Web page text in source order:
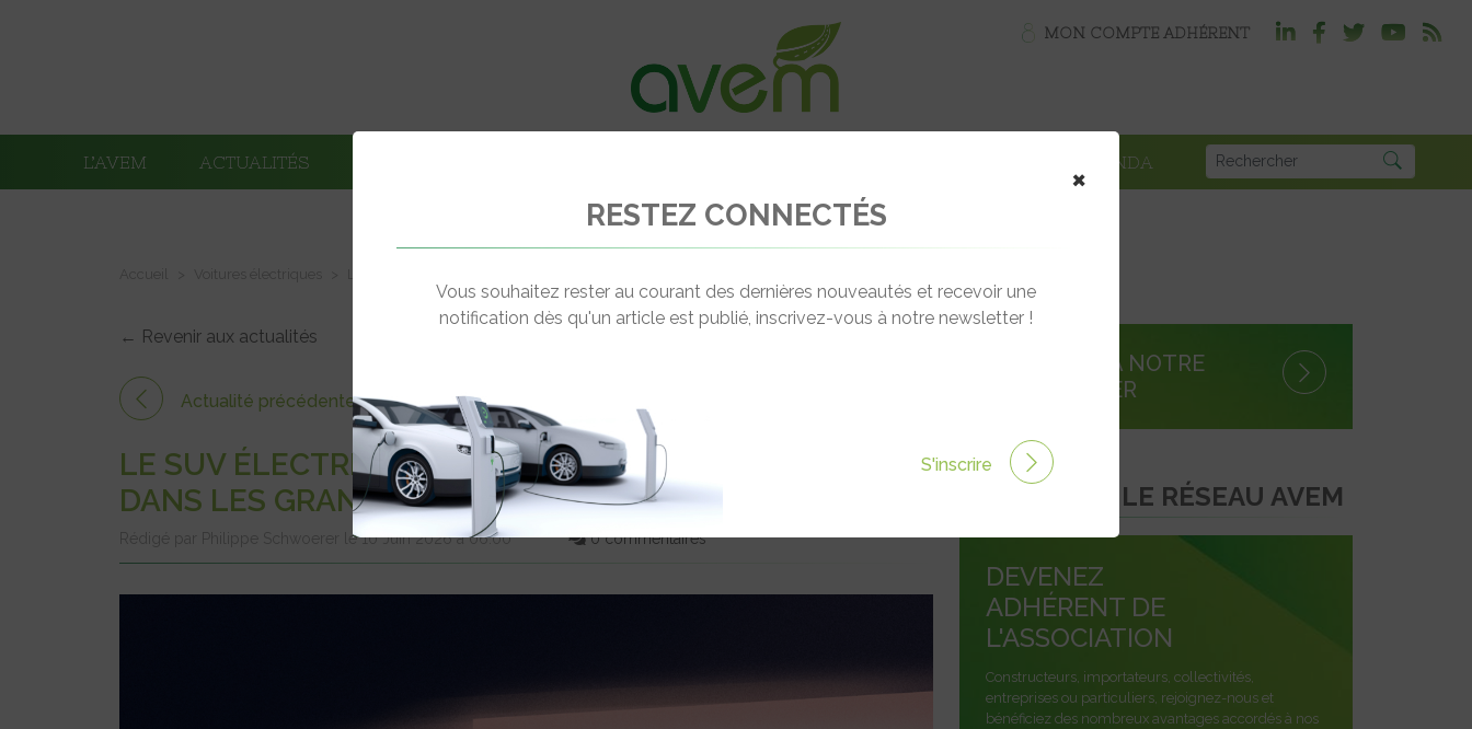
MON COMPTE ADHÉRENT
L’AVEM ACTUALITÉS AGENDA
← Revenir aux actualités
Actualité précédente
LE SUV ÉLECTRIQUE 5 OU 7 PLACES SKODA PEAQ
DANS LES GRANDES LIGNES
Rédigé par Philippe Schwoerer le 10 Juin 2026 à 06:00 0 commentaires
S'INSCRIRE À NOTRE
NEWSLETTER
REJOINDRE LE RÉSEAU AVEM
DEVENEZ
ADHÉRENT DE
L'ASSOCIATION
Constructeurs, importateurs, collectivités,
entreprises ou particuliers, rejoignez-nous et
bénéficiez des nombreux avantages accordés à nos
×
RESTEZ CONNECTÉS
Vous souhaitez rester au courant des dernières nouveautés et recevoir une
notification dès qu'un article est publié, inscrivez-vous à notre newsletter !
S'inscrire